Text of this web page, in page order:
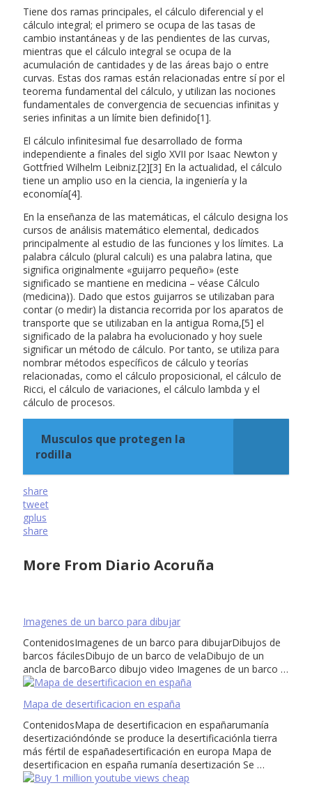
Tiene dos ramas principales, el cálculo diferencial y el
cálculo integral; el primero se ocupa de las tasas de
cambio instantáneas y de las pendientes de las curvas,
mientras que el cálculo integral se ocupa de la
acumulación de cantidades y de las áreas bajo o entre
curvas. Estas dos ramas están relacionadas entre sí por el
teorema fundamental del cálculo, y utilizan las nociones
fundamentales de convergencia de secuencias infinitas y
series infinitas a un límite bien definido[1].
El cálculo infinitesimal fue desarrollado de forma
independiente a finales del siglo XVII por Isaac Newton y
Gottfried Wilhelm Leibniz.[2][3] En la actualidad, el cálculo
tiene un amplio uso en la ciencia, la ingeniería y la
economía[4].
En la enseñanza de las matemáticas, el cálculo designa los
cursos de análisis matemático elemental, dedicados
principalmente al estudio de las funciones y los límites. La
palabra cálculo (plural calculi) es una palabra latina, que
significa originalmente «guijarro pequeño» (este
significado se mantiene en medicina – véase Cálculo
(medicina)). Dado que estos guijarros se utilizaban para
contar (o medir) la distancia recorrida por los aparatos de
transporte que se utilizaban en la antigua Roma,[5] el
significado de la palabra ha evolucionado y hoy suele
significar un método de cálculo. Por tanto, se utiliza para
nombrar métodos específicos de cálculo y teorías
relacionadas, como el cálculo proposicional, el cálculo de
Ricci, el cálculo de variaciones, el cálculo lambda y el
cálculo de procesos.
Musculos que protegen la
rodilla
share
tweet
gplus
share
More From Diario Acoruña
Imagenes de un barco para dibujar
ContenidosImagenes de un barco para dibujarDibujos de
barcos fácilesDibujo de un barco de velaDibujo de un
ancla de barcoBarco dibujo video Imagenes de un barco …
Mapa de desertificacion en españa
ContenidosMapa de desertificacion en españarumanía
desertizacióndónde se produce la desertificaciónla tierra
más fértil de españadesertificación en europa Mapa de
desertificacion en españa rumanía desertización Se …